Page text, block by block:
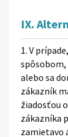
IX.
1. V
alebo sa
zákazník
žiadosťou
zákazníka
zamietavo